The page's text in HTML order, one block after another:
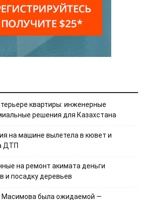
квартиры: инженерные
решения для Казахстана
на машине вылетела в кювет и
ДТП
на ремонт акимата деньги
и посадку деревьев
Масимова была ожидаемой —